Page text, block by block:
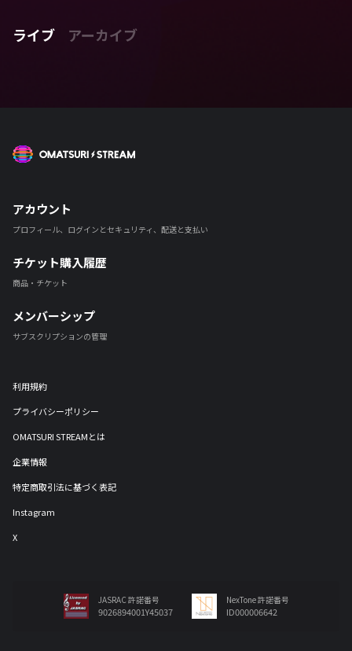
ライブ アーカイブ
アカウント
プロフィール、ログインとセキュリティ、配送と支払い
チケット購入履歴
商品・チケット
メンバーシップ
サブスクリプションの管理
利用規約
プライバシーポリシー
OMATSURI STREAMとは
企業情報
特定商取引法に基づく表記
Instagram
X
JASRAC 許諾番号
9026894001Y45037
NexTone 許諾番号
ID000006642